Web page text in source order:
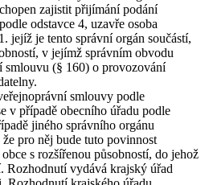
zajistit přijímání podání
odstavce 4, uzavře osoba
jejíž je tento správní orgán součástí,
v jejímž správním obvodu
smlouvu (§ 160) o provozování
smlouvy podle
v případě obecního úřadu podle
jiného správního orgánu
pro něj bude tuto povinnost
s rozšířenou působností, do jehož
Rozhodnutí vydává krajský úřad